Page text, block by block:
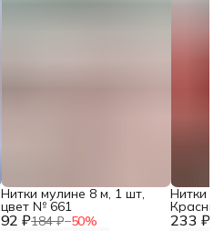
92 ₽184 ₽−50%
Нитки мулине 8 м, 1 шт,
цвет № 661
233 ₽
Нитки
цветов,